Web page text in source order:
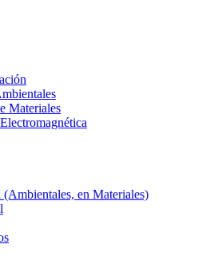
Materiales
en Materiales)